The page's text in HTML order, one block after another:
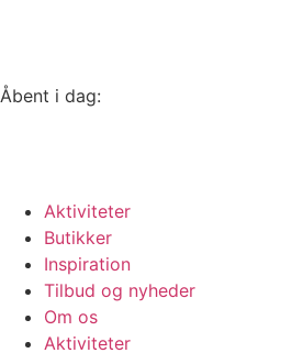
Åbent i dag:
Aktiviteter
Butikker
Inspiration
Tilbud og nyheder
Om os
Aktiviteter